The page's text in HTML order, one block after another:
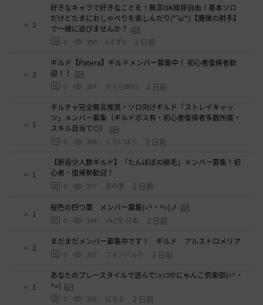
2
好きなキャラで好きなことを！無言OK挨拶自由！基本ソロ
だけどたまにおしゃべりを楽しんだり(*'ω'*)【魔弾の射手】
で一緒に遊びませんか？
0 350 oすずo 2 日前
2
ギルド【Patera】ギルドメンバー募集中！ 初心者復帰者歓
迎！！
0 384 かぐらBDO 2 日前
1
ギルチャ完全無言推奨・ソロ向けギルド「ストレイキャッ
ツ」メンバー募集（ギルドボス有・初心者復帰者多数所属・
スキル目当て◎）
0 348 くろいばら 2 日前
1
【新設少人数ギルド】「たんぽぽの綿毛」メンバー募集！初
心者・復帰勢歓迎！
0 367 鼠の巣 2 日前
1
桜色の四つ葉 メンバー募集(=^・^=)ノ
0 344 VAZ光-日本 2 日前
2
まだまだメンバー募集中です！ ギルド アルストロメリア
0 397 フォンバルト 2 日前
1
あなたのプレースタイルで遊んでﾆｬﾝｺ💛にゃんこ倶楽部(=^・
^=)
0 364 ぱるる 2 日前